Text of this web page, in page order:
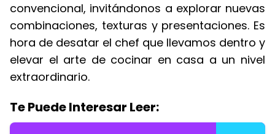
convencional, invitándonos a explorar nuevas
combinaciones, texturas y presentaciones. Es
hora de desatar el chef que llevamos dentro y
elevar el arte de cocinar en casa a un nivel
extraordinario.
Te Puede Interesar Leer: